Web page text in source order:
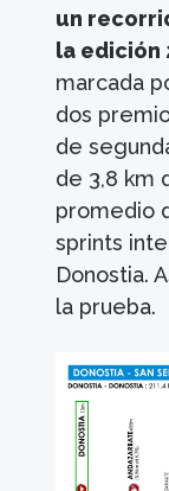
un
la edición
marcada
dos
de
de 3,8 km
promedio
sprints
Donostia.
la prueba.